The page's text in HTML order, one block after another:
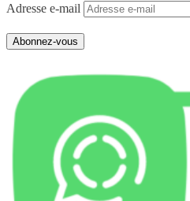
Adresse e-mail
Abonnez-vous